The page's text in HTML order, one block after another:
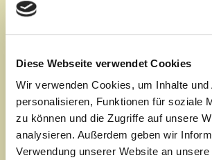
Diese Webseite verwendet Cookies
Wir verwenden Cookies, um Inhalte und
personalisieren, Funktionen für soziale
zu können und die Zugriffe auf unsere
analysieren. Außerdem geben wir
Verwendung unserer Website an